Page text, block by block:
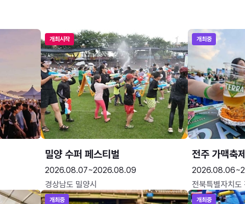
개최시작
밀양 수퍼 페스티벌
2026.08.07~2026.08.09
경상남도 밀양시
개최중
전주 가맥축
전북특별자치도
개최중 개최중